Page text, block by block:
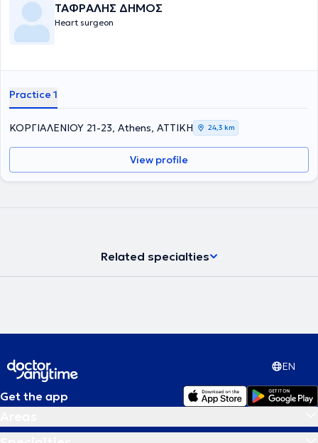
ΤΑΦΡΑΛΗΣ ΔΗΜΟΣ
Heart surgeon
Practice 1
ΚΟΡΓΙΑΛΕΝΙΟΥ 21-23, Athens, ΑΤΤΙΚΗ 24,3 km
View profile
Related specialties
EN
Get the app